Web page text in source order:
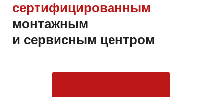
сертифицированным
монтажным
и сервисным центром